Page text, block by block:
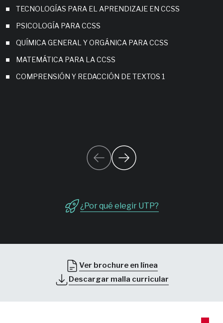
TECNOLOGÍAS PARA EL APRENDIZAJE EN CCSS
PSICOLOGÍA PARA CCSS
QUÍMICA GENERAL Y ORGÁNICA PARA CCSS
MATEMÁTICA PARA LA CCSS
COMPRENSIÓN Y REDACCIÓN DE TEXTOS 1
¿Por qué elegir UTP?
Ver brochure en línea
Descargar malla curricular